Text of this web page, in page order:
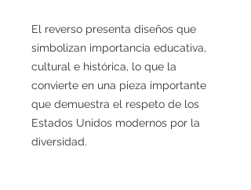
El reverso presenta diseños que
simbolizan importancia educativa,
cultural e histórica, lo que la
convierte en una pieza importante
que demuestra el respeto de los
Estados Unidos modernos por la
diversidad.